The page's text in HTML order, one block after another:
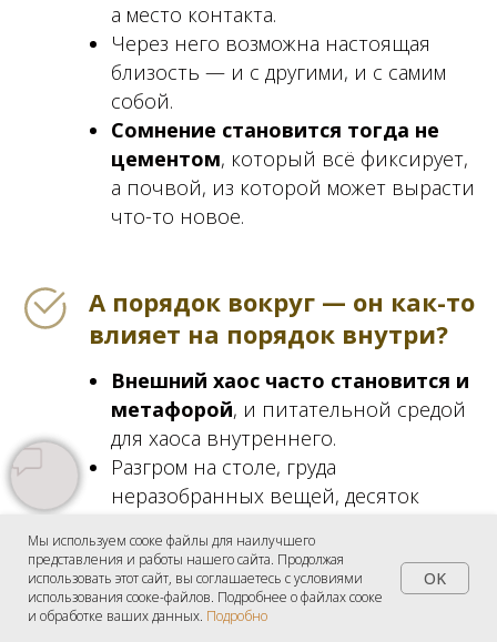
а место контакта.
Через него возможна настоящая
близость — и с другими, и с самим
собой.
Сомнение становится тогда не
цементом, который всё фиксирует,
а почвой, из которой может вырасти
что-то новое.
А порядок вокруг — он как-то
влияет на порядок внутри?
Внешний хаос часто становится и
метафорой, и питательной средой
для хаоса внутреннего.
Разгром на столе, груда
неразобранных вещей, десяток
всё это визуальный шум.
Он увеличивает нагрузку на психику
и усиливает чувство, что всё летит в
Мы используем сооке файлы для наилучшего
представления и работы нашего сайта. Продолжая
использовать этот сайт, вы соглашаетесь с условиями
использования cооке-файлов. Подробнее о файлах cooке
и обработке ваших данных. Подробно
OK